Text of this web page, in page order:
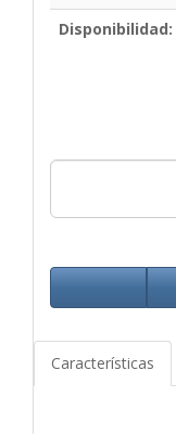
Disponibilidad:
Características